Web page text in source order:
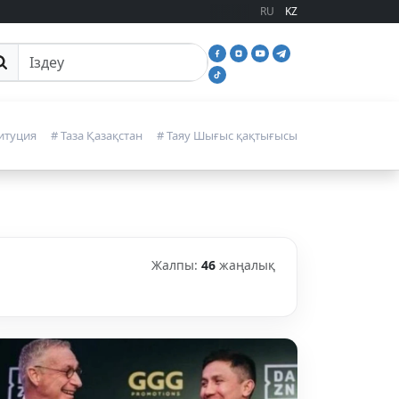
RU KZ
іздеу
# Таза Қазақстан # Таяу Шығыс қақтығысы
Жалпы: 46 жаңалық